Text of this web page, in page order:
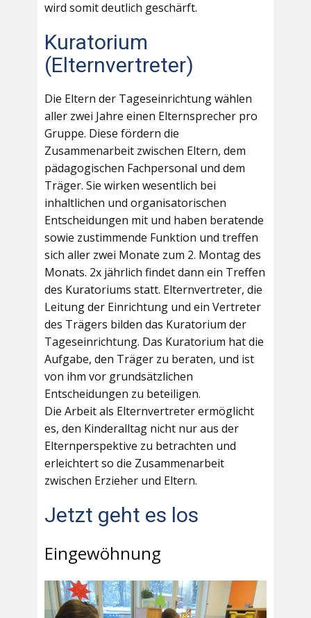
wird somit deutlich geschärft.
Kuratorium
(Elternvertreter)
Die Eltern der Tageseinrichtung wählen
aller zwei Jahre einen Elternsprecher pro
Gruppe. Diese fördern die
Zusammenarbeit zwischen Eltern, dem
pädagogischen Fachpersonal und dem
Träger. Sie wirken wesentlich bei
inhaltlichen und organisatorischen
Entscheidungen mit und haben beratende
sowie zustimmende Funktion und treffen
sich aller zwei Monate zum 2. Montag des
Monats. 2x jährlich findet dann ein Treffen
des Kuratoriums statt. Elternvertreter, die
Leitung der Einrichtung und ein Vertreter
des Trägers bilden das Kuratorium der
Tageseinrichtung. Das Kuratorium hat die
Aufgabe, den Träger zu beraten, und ist
von ihm vor grundsätzlichen
Entscheidungen zu beteiligen.
Die Arbeit als Elternvertreter ermöglicht
es, den Kinderalltag nicht nur aus der
Elternperspektive zu betrachten und
erleichtert so die Zusammenarbeit
zwischen Erzieher und Eltern.
Jetzt geht es los
Eingewöhnung